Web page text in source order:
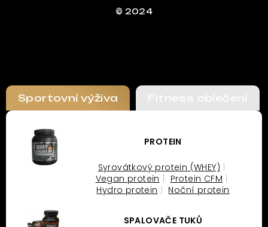
© 2024
Sportovní výživa Fitness oblečení
PROTEIN
Syrovátkový protein (WHEY)
Vegan protein
Protein CFM
Hydro protein
Noční protein
SPALOVAČE TUKŮ